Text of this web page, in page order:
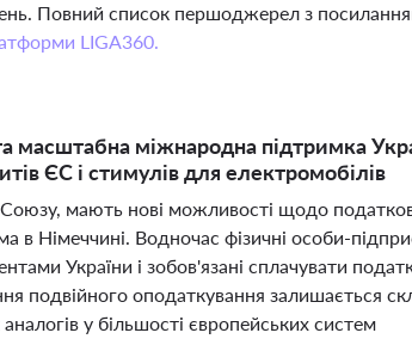
Повний список першоджерел з
LIGA360.
масштабна міжнародна підтримка
ЄС і стимулів для електромобілів
Союзу, мають нові можливості щодо
в Німеччині. Водночас фізичні особи-
України і зобов'язані сплачувати
подвійного оподаткування залишається
у більшості європейських систем